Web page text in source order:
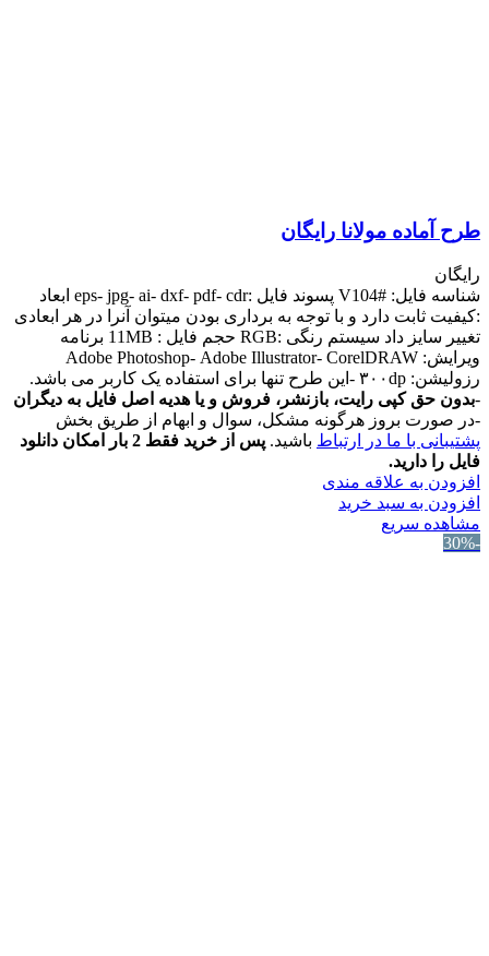
طرح آماده مولانا رایگان
رایگان
شناسه فایل: #V104 پسوند فایل :eps- jpg- ai- dxf- pdf- cdr ابعاد
:کیفیت ثابت دارد و با توجه به برداری بودن میتوان آنرا در هر ابعادی
تغییر سایز داد سیستم رنگی :RGB حجم فایل : 11MB برنامه
ویرایش: Adobe Photoshop- Adobe Illustrator- CorelDRAW
رزولیشن: ۳۰۰dp -این طرح تنها برای استفاده یک کاربر می باشد.
-بدون حق کپی رایت، بازنشر، فروش و یا هدیه اصل فایل به دیگران
-در صورت بروز هرگونه مشکل، سوال و ابهام از طریق بخش
پشتیبانی با ما در ارتباط باشید.
پس از خرید فقط 2 بار امکان دانلود
فایل را دارید.
افزودن به علاقه مندی
افزودن به سبد خرید
مشاهده سریع
-30%